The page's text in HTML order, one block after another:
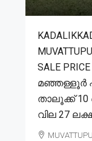
SALE
മഞ്ഞള്ളൂർ
താലൂക്ക്
വില 27